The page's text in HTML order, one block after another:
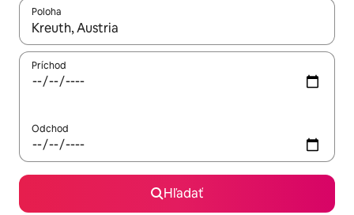
Poloha
Keď budú výsledky k dispozícii, môžete si ich prechádzať
Príchod
Odchod
Hľadať